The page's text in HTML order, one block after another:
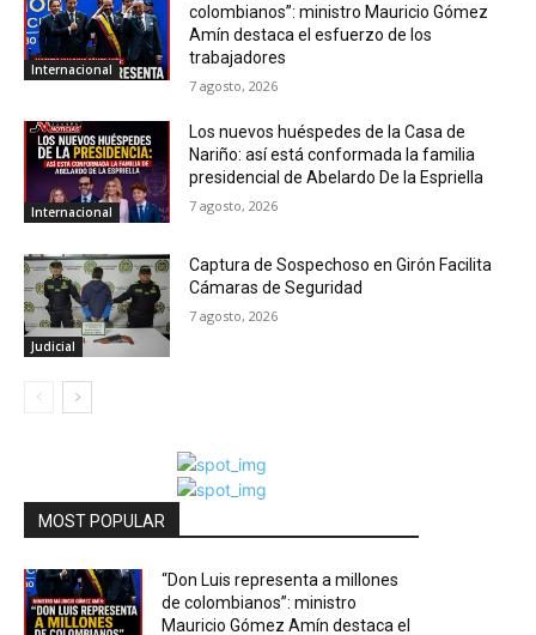
Internacional
colombianos”: ministro Mauricio Gómez
Amín destaca el esfuerzo de los
trabajadores
7 agosto, 2026
Internacional
Los nuevos huéspedes de la Casa de
Nariño: así está conformada la familia
presidencial de Abelardo De la Espriella
7 agosto, 2026
Judicial
Captura de Sospechoso en Girón Facilita
Cámaras de Seguridad
7 agosto, 2026
MOST POPULAR
“Don Luis representa a millones
de colombianos”: ministro
Mauricio Gómez Amín destaca el